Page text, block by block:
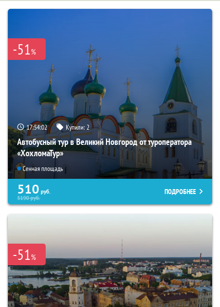
-51%
17:54:01 Купили:2
Автобусный тур в Великий Новгород от туроператора
«ХохломаТур»
Сенная площадь
510 руб.
5190руб.
ПОДРОБНЕЕ
-51%